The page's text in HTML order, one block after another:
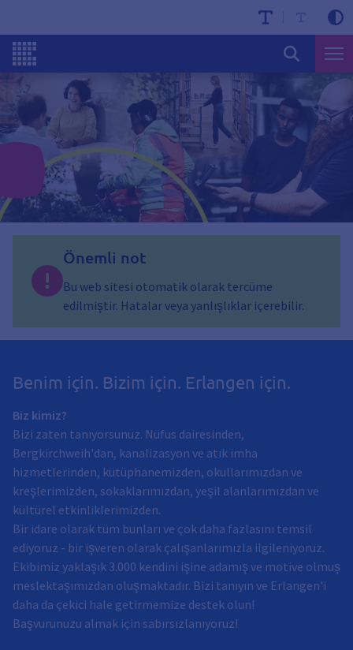
Önemli not
Bu web sitesi otomatik olarak tercüme
edilmiştir. Hatalar veya yanlışlıklar içerebilir.
Benim için. Bizim için. Erlangen için.
Biz kimiz?
Bizi zaten tanıyorsunuz. Nüfus dairesinden,
Bergkirchweih'dan, kanalizasyon ve atık imha
hizmetlerinden, kütüphanemizden, okullarımızdan ve
kreşlerimizden, sokaklarımızdan, yeşil alanlarımızdan ve
kültürel etkinliklerimizden.
Bir idare olarak tüm bunları ve çok daha fazlasını temsil
ediyoruz - bir işveren olarak çalışanlarımızla ilgileniyoruz.
Ekibimiz yaklaşık 3.000 kendini işine adamış ve motive olmuş
meslektaşımızdan oluşmaktadır. Bizi tanıyın ve Erlangen'i
daha da çekici hale getirmemize destek olun!
Başvurunuzu almak için sabırsızlanıyoruz!